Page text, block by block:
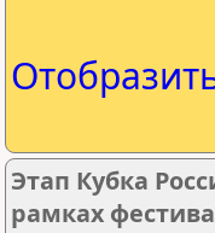
Этап Кубка
рамках